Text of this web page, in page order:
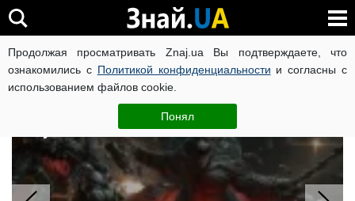
Продолжая просматривать Znaj.ua Вы подтверждаете, что
ознакомились с Политикой конфиденциальности и согласны с
использованием файлов cookie.
Понял
ВОЙНА РОССИИ ПРОТИВ УКРАИНЫ КОРОНАВИРУС В
Бета Gears of War: E-Day бесплатно:
Game Pass назвал 12 новинок